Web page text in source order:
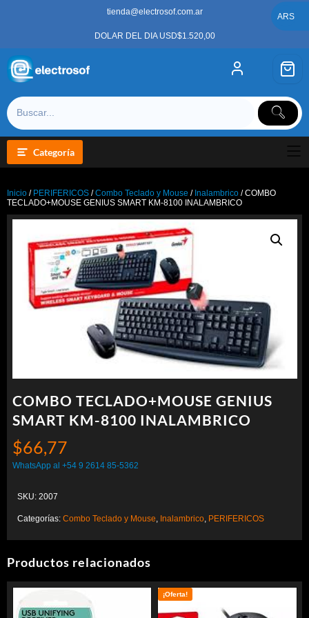
tienda@electrosof.com.ar
DOLAR DEL DIA USD$1.520,00
Categoría
Inicio / PERIFERICOS /Combo Teclado y Mouse / Inalambrico / COMBO
TECLADO+MOUSE GENIUS SMART KM-8100 INALAMBRICO
COMBO TECLADO+MOUSE GENIUS
SMART KM-8100 INALAMBRICO
$66,77
WhatsApp al +54 9 2614 85-5362
SKU: 2007
Categorías: Combo Teclado y Mouse, Inalambrico, PERIFERICOS
Productos relacionados
¡Oferta!
ARS